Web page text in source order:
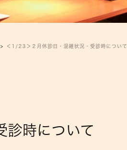
＜1/23＞２月休診日・混雑状況・受診時について
診時について